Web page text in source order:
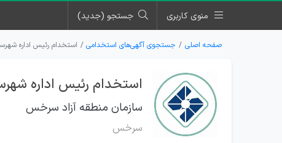
منوی کاربری جستجو (جدید)
صفحه اصلی جستجوی آگهی‌های استخدامی استخدام رئیس اداره
استخدام رئیس اداره
سازمان منطقه آزاد سرخس
سرخس